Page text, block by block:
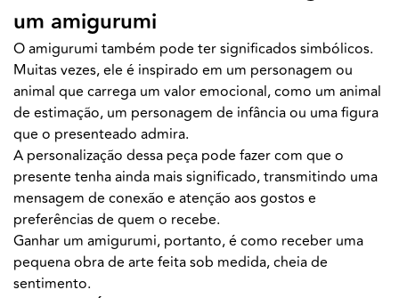
um amigurumi
O amigurumi também pode ter significados simbólicos.
Muitas vezes, ele é inspirado em um personagem ou
animal que carrega um valor emocional, como um animal
de estimação, um personagem de infância ou uma figura
que o presenteado admira.
A personalização dessa peça pode fazer com que o
presente tenha ainda mais significado, transmitindo uma
mensagem de conexão e atenção aos gostos e
preferências de quem o recebe.
Ganhar um amigurumi, portanto, é como receber uma
pequena obra de arte feita sob medida, cheia de
sentimento.